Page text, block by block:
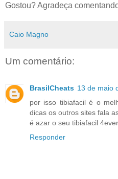
Gostou? Agradeça
Caio Magno
Um comentário:
BrasilCheats 13 de maio
por isso tibiafacil é o
dicas os outros sites fala
é azar o seu tibiafacil
Responder